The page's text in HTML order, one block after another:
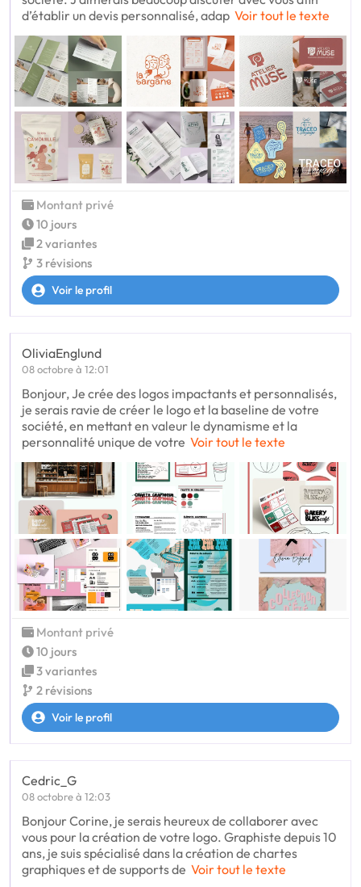
d’établir un devis personnalisé, adap Voir tout le texte
Montant privé
10 jours
2 variantes
3 révisions
Voir le profil
OliviaEnglund
08 octobre à 12:01
Bonjour, Je crée des logos impactants et personnalisés,
je serais ravie de créer le logo et la baseline de votre
société, en mettant en valeur le dynamisme et la
personnalité unique de votre Voir tout le texte
Montant privé
10 jours
3 variantes
2 révisions
Voir le profil
Cedric_G
08 octobre à 12:03
Bonjour Corine, je serais heureux de collaborer avec
vous pour la création de votre logo. Graphiste depuis 10
ans, je suis spécialisé dans la création de chartes
graphiques et de supports de Voir tout le texte